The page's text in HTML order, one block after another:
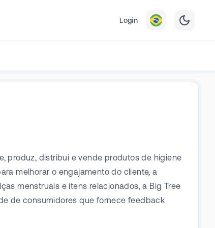
Login
produz, distribui e vende produtos de higiene
melhorar o engajamento do cliente, a
menstruais e itens relacionados, a Big Tree
de consumidores que fornece feedback